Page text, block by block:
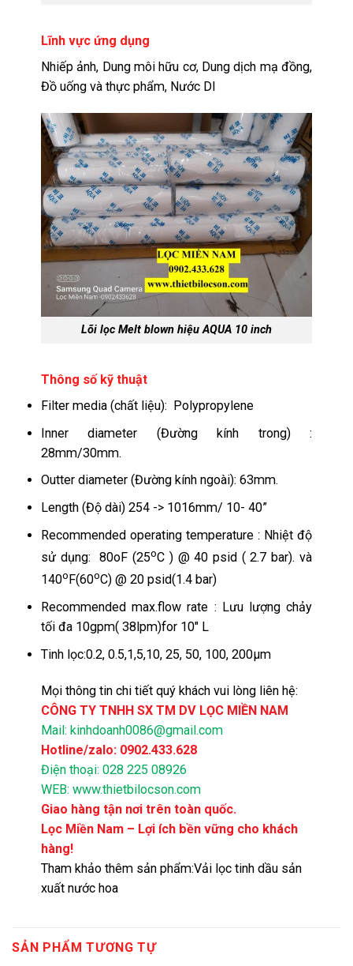
Lĩnh vực ứng dụng
Nhiếp ảnh, Dung môi hữu cơ, Dung dịch mạ đồng,
Đồ uống và thực phẩm, Nước DI
Lõi lọc Melt blown hiệu AQUA 10 inch
Thông số kỹ thuật
Filter media (chất liệu): Polypropylene
Inner diameter (Đường kính trong) :
28mm/30mm.
Outter diameter (Đường kính ngoài): 63mm.
Length (Độ dài) 254 -> 1016mm/ 10- 40”
Recommended operating temperature : Nhiệt độ
sử dụng: 80oF (25oC ) @ 40 psid ( 2.7 bar). và
140o F(60oC) @ 20 psid(1.4 bar)
Recommended max.flow rate : Lưu lượng chảy
tối đa 10gpm( 38lpm)for 10″ L
Tinh lọc:0.2, 0.5,1,5,10, 25, 50, 100, 200µm
Mọi thông tin chi tiết quý khách vui lòng liên hệ:
CÔNG TY TNHH SX TM DV LỌC MIỀN NAM
Mail: kinhdoanh0086@gmail.com
Hotline/zalo: 0902.433.628
Điện thoại: 028 225 08926
WEB: www.thietbilocson.com
Giao hàng tận nơi trên toàn quốc.
Lọc Miền Nam – Lợi ích bền vững cho khách
hàng!
Tham khảo thêm sản phẩm:Vải lọc tinh dầu sản
xuất nước hoa
SẢN PHẨM TƯƠNG TỰ